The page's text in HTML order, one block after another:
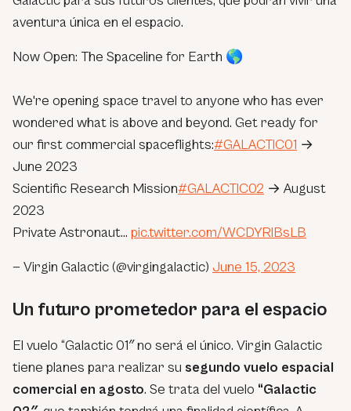
aventura única en el espacio.
Now Open: The Spaceline for Earth 🌎
We're opening space travel to anyone who has ever
wondered what is above and beyond. Get ready for
our first commercial spaceflights:#GALACTIC01 →
June 2023
Scientific Research Mission#GALACTIC02 → August
2023
Private Astronaut… pic.twitter.com/WCDYRlBsLB
— Virgin Galactic (@virgingalactic) June 15, 2023
Un futuro prometedor para el espacio
El vuelo “Galactic 01″ no será el único. Virgin Galactic
tiene planes para realizar su segundo vuelo espacial
comercial en agosto. Se trata del vuelo “Galactic